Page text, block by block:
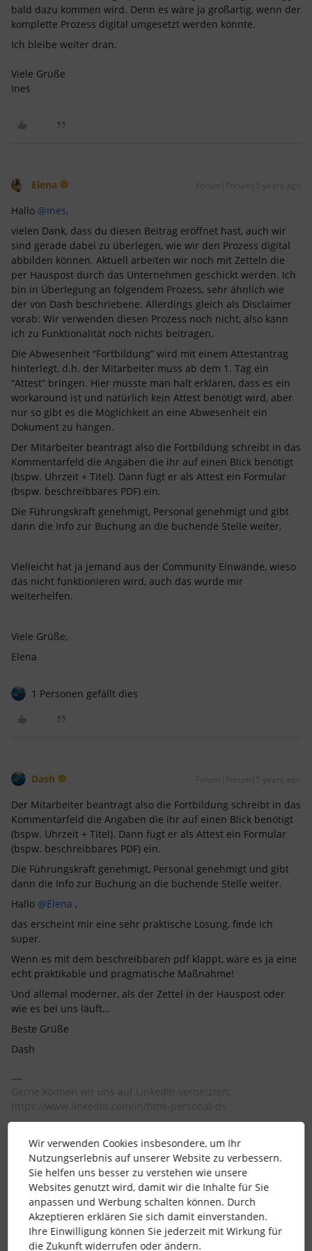
bald dazu kommen wird. Denn es wäre ja großartig, wenn der
komplette Prozess digital umgesetzt werden könnte.
Ich bleibe weiter dran.
Viele Grüße
Ines
Elena Forum|Forum|5 years ago
Hallo @Ines,
vielen Dank, dass du diesen Beitrag eröffnet hast, auch wir
sind gerade dabei zu überlegen, wie wir den Prozess digital
abbilden können. Aktuell arbeiten wir noch mit Zetteln die
per Hauspost durch das Unternehmen geschickt werden. Ich
bin in Überlegung an folgendem Prozess, sehr ähnlich wie
der von Dash beschriebene. Allerdings gleich als Disclaimer
vorab: Wir verwenden diesen Prozess noch nicht, also kann
ich zu Funktionalität noch nichts beitragen.
Die Abwesenheit “Fortbildung” wird mit einem Attestantrag
hinterlegt, d.h. der Mitarbeiter muss ab dem 1. Tag ein
“Attest” bringen. Hier müsste man halt erklären, dass es ein
workaround ist und natürlich kein Attest benötigt wird, aber
nur so gibt es die Möglichkeit an eine Abwesenheit ein
Dokument zu hängen.
Der Mitarbeiter beantragt also die Fortbildung schreibt in das
Kommentarfeld die Angaben die ihr auf einen Blick benötigt
(bspw. Uhrzeit + Titel). Dann fügt er als Attest ein Formular
(bspw. beschreibbares PDF) ein.
Die Führungskraft genehmigt, Personal genehmigt und gibt
dann die Info zur Buchung an die buchende Stelle weiter.
Vielleicht hat ja jemand aus der Community Einwände, wieso
das nicht funktionieren wird, auch das würde mir
weiterhelfen.
Viele Grüße,
Elena
1 Personen gefällt dies
Dash Forum|Forum|5 years ago
Der Mitarbeiter beantragt also die Fortbildung schreibt in das
Kommentarfeld die Angaben die ihr auf einen Blick benötigt
(bspw. Uhrzeit + Titel). Dann fügt er als Attest ein Formular
(bspw. beschreibbares PDF) ein.
Die Führungskraft genehmigt, Personal genehmigt und gibt
dann die Info zur Buchung an die buchende Stelle weiter.
Hallo @Elena ,
das erscheint mir eine sehr praktische Lösung, finde ich
super.
Wenn es mit dem beschreibbaren pdf klappt, wäre es ja eine
echt praktikable und pragmatische Maßnahme!
Und allemal moderner, als der Zettel in der Hauspost oder
wie es bei uns läuft…
Beste Grüße
Dash
Gerne können wir uns auf LinkedIn vernetzten:
https://www.linkedin.com/in/hmk-personal-ds
Valentin Forum|Forum|5 years ago
Hallo liebe Community,
Wir verwenden Cookies insbesondere, um Ihr
Nutzungserlebnis auf unserer Website zu verbessern.
Sie helfen uns besser zu verstehen wie unsere
Websites genutzt wird, damit wir die Inhalte für Sie
anpassen und Werbung schalten können. Durch
Akzeptieren erklären Sie sich damit einverstanden.
Ihre Einwilligung können Sie jederzeit mit Wirkung für
die Zukunft widerrufen oder ändern.